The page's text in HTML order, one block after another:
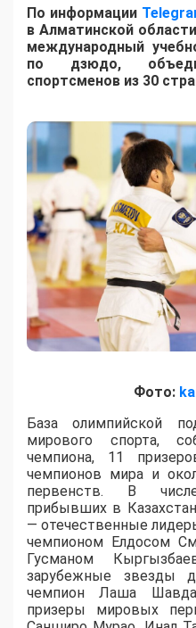
По информации
в Алматинской
международный
по дзюдо,
спортсменов из 30
Фото:
База олимпийской
мирового спорта,
чемпиона, 11
чемпионов мира и
первенств. В
прибывших в
— отечественные
чемпионом Елдосом
Гусманом
зарубежные звезды
чемпион Лаша
призеры мировых